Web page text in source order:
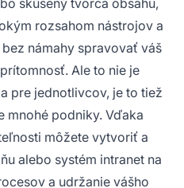
rozsahom nástrojov a
námahy spravovať váš
Ale to nie je
pre jednotlivcov, je to tiež
mnohé podniky. Vďaka
môžete vytvoriť a
alebo systém intranet na
a udržanie vášho